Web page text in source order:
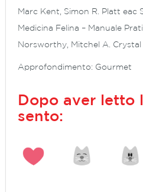
Marc Kent, Simon R. Platt eac
Medicina Felina – Manuale
Norsworthy, Mitchel A. Crystal
Approfondimento: Gourmet
Dopo aver letto
sento: